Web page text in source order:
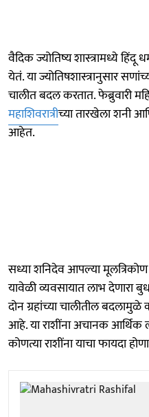
वैदिक ज्योतिष्य शास्त्रामध्ये हिंदू
येतं. या ज्योतिषशास्त्रानुसार
चालीत बदल करतात. फेब्रुवारी
महाशिवरात्रीच्या तारखेला शनी
आहेत.
सध्या शनिदेव आपल्या
यावेळी व्यवसायात लाभ देणारा
दोन ग्रहांच्या चालीतील
आहे. या राशींना अचानक आर्थिक
कोणत्या राशींना याचा फायदा